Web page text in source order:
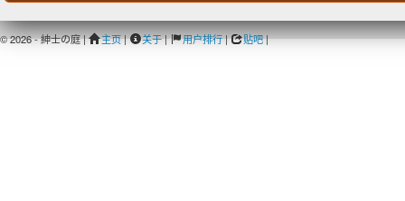
© 2026 - 紳士の庭 | 主页| 关于| 用户排行| 贴吧|